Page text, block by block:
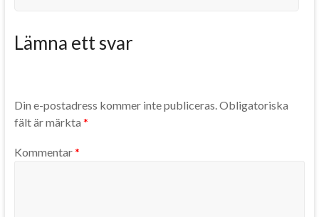
Lämna ett svar
Din e-postadress kommer inte publiceras.Obligatoriska
fält är märkta *
Kommentar*